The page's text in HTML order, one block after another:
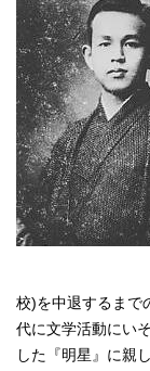
校)を中退するまで
代に文学活動にい
した『明星』に親